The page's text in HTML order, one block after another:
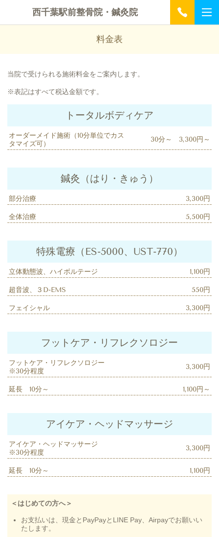
西千葉駅前整骨院・鍼灸院
料金表
当院で受けられる施術料金をご案内します。
※表記はすべて税込金額です。
トータルボディケア
オーダーメイド施術（10分単位でカス
タマイズ可）
30分～ 3,300円～
鍼灸（はり・きゅう）
部分治療 3,300円
全体治療 5,500円
特殊電療（ES-5000、UST-770）
立体動態波、ハイボルテージ 1,100円
超音波、３D-EMS 550円
フェイシャル 3,300円
フットケア・リフレクソロジー
フットケア・リフレクソロジー
※30分程度
3,300円
延長 10分～ 1,100円～
アイケア・ヘッドマッサージ
アイケア・ヘッドマッサージ
※30分程度
3,300円
延長 10分～ 1,100円
＜はじめての方へ＞
お支払いは、現金とPayPayとLINE Pay、Airpayでお願いい
たします。